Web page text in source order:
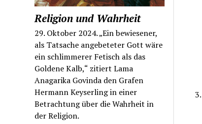
Religion und Wahrheit
29. Oktober 2024. „Ein bewiesener,
als Tatsache angebeteter Gott wäre
ein schlimmerer Fetisch als das
Goldene Kalb,“ zitiert Lama
Anagarika Govinda den Grafen
Hermann Keyserling in einer
Betrachtung über die Wahrheit in
der Religion.